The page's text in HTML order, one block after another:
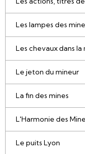
Les lampes des
Les chevaux dans la
Le jeton du mineur
La fin des mines
L'Harmonie des
Le puits Lyon